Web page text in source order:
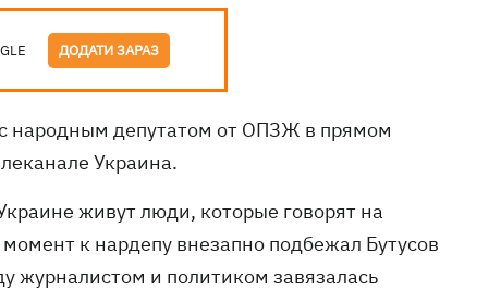
ДОДАТИ ЗАРАЗ
народным депутатом от ОПЗЖ в прямом
Украина.
живут люди, которые говорят на
к нардепу внезапно подбежал Бутусов
журналистом и политиком завязалась